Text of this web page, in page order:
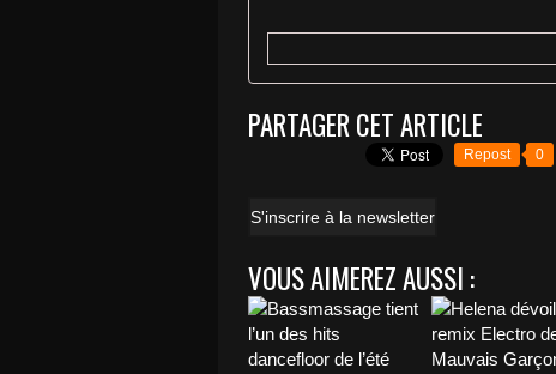
PARTAGER CET ARTICLE
Repost 0
S'inscrire à la newsletter
VOUS AIMEREZ AUSSI :